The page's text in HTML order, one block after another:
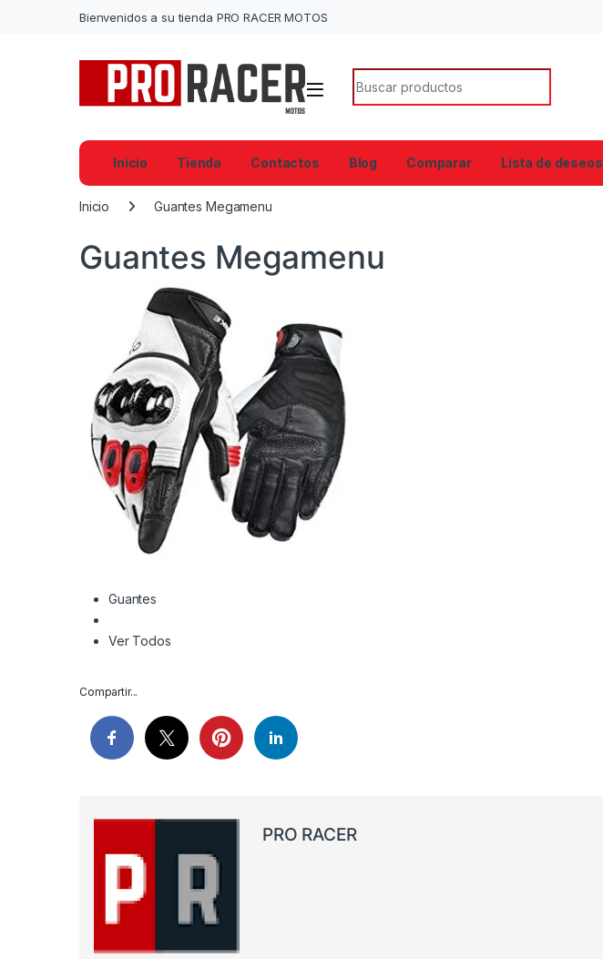
Bienvenidos a su tienda PRO RACER MOTOS
Search for:
Inicio Tienda Contactos Blog Comparar Lista de deseos
Inicio Guantes Megamenu
Guantes Megamenu
Guantes
Ver Todos
Compartir...
PRO RACER